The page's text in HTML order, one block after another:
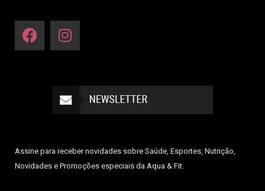
Assine para receber novidades sobre Saúde, Esportes, Nutrição,
Novidades e Promoções especiais da Aqua & Fit.